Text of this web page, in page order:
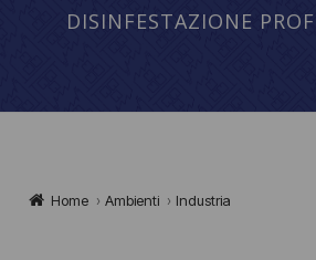
DISINFESTAZIONE
Home › Ambienti › Industria